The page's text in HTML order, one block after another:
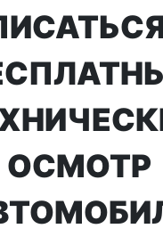
ОСМОТР